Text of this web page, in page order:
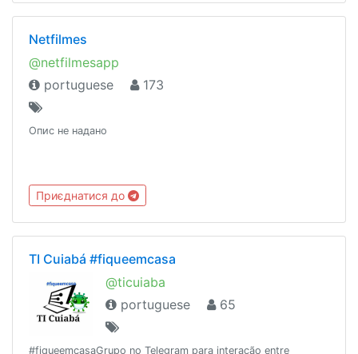
Fundado 08 de Fevereiro de 2018
Netfilmes
@netfilmesapp
portuguese
173
Опис не надано
Приєднатися до
TI Cuiabá #fiqueemcasa
@ticuiaba
portuguese
65
#fiqueemcasaGrupo no Telegram para interação entre